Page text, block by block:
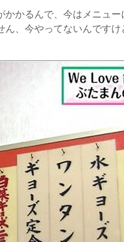
かるんで、今はメニュ
ん、今やってないんです